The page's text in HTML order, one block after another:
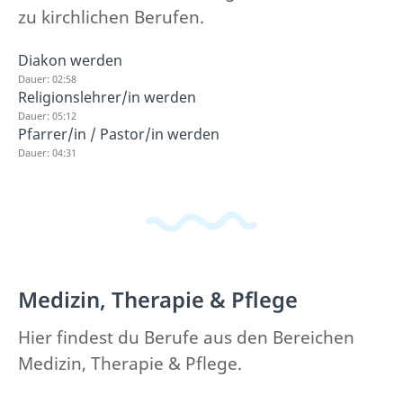
zu kirchlichen Berufen.
Diakon werden
Dauer: 02:58
Religionslehrer/in werden
Dauer: 05:12
Pfarrer/in / Pastor/in werden
Dauer: 04:31
Medizin, Therapie & Pflege
Hier findest du Berufe aus den Bereichen
Medizin, Therapie & Pflege.